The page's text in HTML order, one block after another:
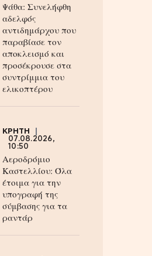
Ψάθα: Συνελήφθη
αδελφός
αντιδημάρχου που
παραβίασε τον
αποκλεισμό και
προσέκρουσε στα
συντρίμμια του
ελικοπτέρου
ΚΡΗΤΗ
07.08.2026,
10:50
Αεροδρόμιο
Καστελλίου: Όλα
έτοιμα για την
υπογραφή της
σύμβασης για τα
ραντάρ